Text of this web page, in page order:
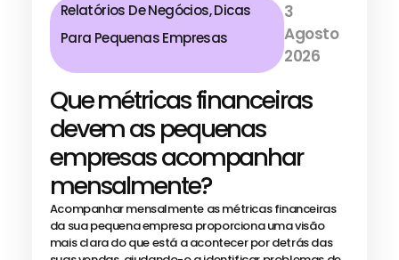
Relatórios De Negócios,Dicas
Para Pequenas Empresas
3
Agosto
2026
Que métricas financeiras
devem as pequenas
empresas acompanhar
mensalmente?
Acompanhar mensalmente as métricas financeiras
da sua pequena empresa proporciona uma visão
mais clara do que está a acontecer por detrás das